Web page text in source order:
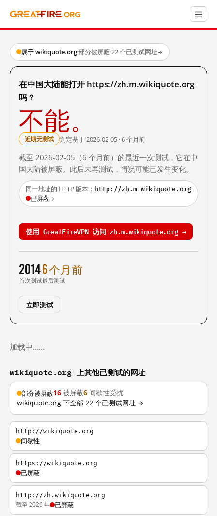
属于 wikiquote.org·部分被屏蔽·22 个已测试网址→
在中国大陆能打开 https://zh.m.wikiquote.org
吗？
不能。
近期无测试 判定基于 2026-02-05 · 6 个月前
截至 2026-02-05（6 个月前）的最近一次测试，它在中
国大陆被屏蔽。此后未再测试，情况可能已发生变化。
同一地址的 HTTP 版本： http://zh.m.wikiquote.org
已屏蔽→
使用 GreatFireVPN 访问 zh.m.wikiquote.org →
2014
首次测试
6 个月前
最后测试
立即测试
加载中……
wikiquote.org 上其他已测试的网址
部分被屏蔽16 被屏蔽6 间歇性受扰
wikiquote.org 下全部 22 个已测试网址 →
http://wikiquote.org
间歇性
https://wikiquote.org
已屏蔽
http://zh.wikiquote.org
截至 2026 年 已屏蔽